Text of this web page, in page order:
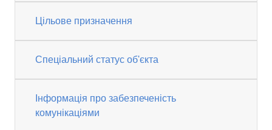
Цільове призначення
Спеціальний статус об'єкта
Інформація про забезпеченість
комунікаціями